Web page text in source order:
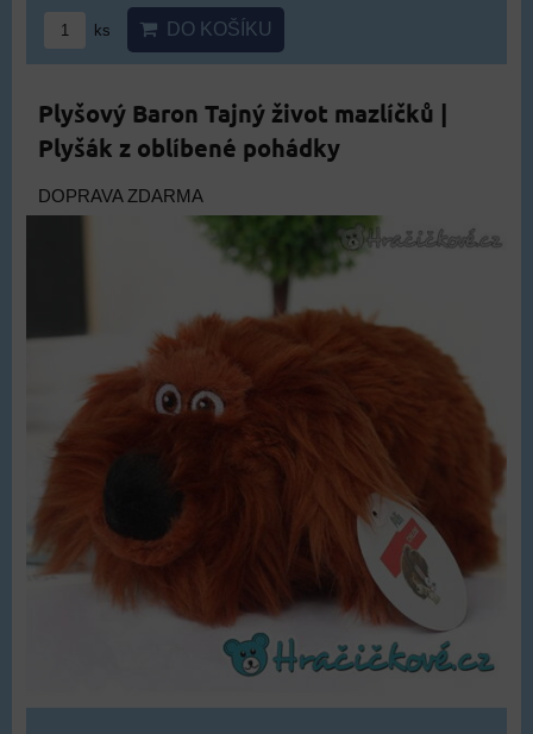
ks DO KOŠÍKU
Plyšový Baron Tajný život mazlíčků |
Plyšák z oblíbené pohádky
DOPRAVA ZDARMA